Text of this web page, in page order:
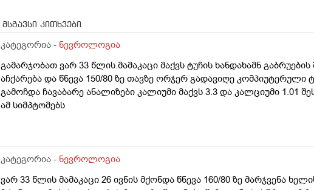
მსგავსი კითხვები
კატეგორია - ნევროლოგია
გამარჯობათ ვარ 33 წლის.მამაკაცი მაქვს ტუჩის ხანდახამნ
აჩქარება და წნევა 150/80 ზე თავზე ორჯერ გადავიღე
გამოჩდა ჩავაბარე ანალიზები კალიუმი მაქვს 3.3 და კალციუმი 1.01
ამ სიმპტომებს
კატეგორია - ნევროლოგია
ვარ 33 წლის მამაკაცი 26 ივნის მქონდა წნევა 160/80 ზე მარჯვენა